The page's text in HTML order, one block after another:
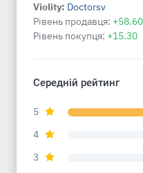
Violity: Doctorsv
Рівень продавця: +58.60
Рівень покупця: +15.30
Середній рейтинг
5
4
3